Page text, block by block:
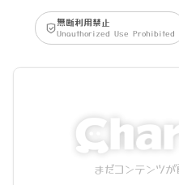
無断利用禁止
Unauthorized Use Prohibited
まだコンテンツ